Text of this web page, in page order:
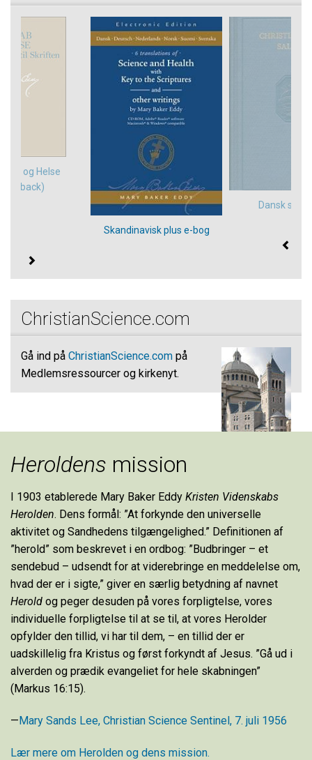
og Helse
Skandinavisk plus e-bog
Dansk
ChristianScience.com
Gå ind på ChristianScience.com på
Medlemsressourcer og kirkenyt.
Heroldens mission
I 1903 etablerede Mary Baker Eddy Kristen Videnskabs
Herolden. Dens formål: ”At forkynde den universelle
aktivitet og Sandhedens tilgængelighed.” Definitionen af
”herold” som beskrevet i en ordbog: ”Budbringer – et
sendebud – udsendt for at viderebringe en meddelelse om,
hvad der er i sigte,” giver en særlig betydning af navnet
Herold og peger desuden på vores forpligtelse, vores
individuelle forpligtelse til at se til, at vores Herolder
opfylder den tillid, vi har til dem, – en tillid der er
uadskillelig fra Kristus og først forkyndt af Jesus. ”Gå ud i
alverden og prædik evangeliet for hele skabningen”
(Markus 16:15).
—Mary Sands Lee, Christian Science Sentinel, 7. juli 1956
Lær mere om Herolden og dens mission.